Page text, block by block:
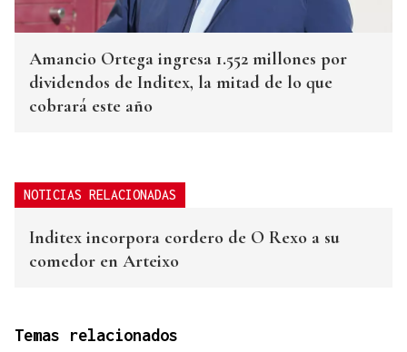
Amancio Ortega ingresa 1.552 millones por
dividendos de Inditex, la mitad de lo que
cobrará este año
NOTICIAS RELACIONADAS
Inditex incorpora cordero de O Rexo a su
comedor en Arteixo
Temas relacionados